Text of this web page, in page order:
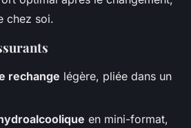
chez soi.
rechange légère, pliée dans un
en mini-format,